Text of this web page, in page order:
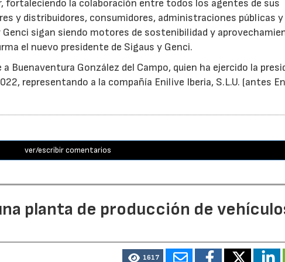
fortaleciendo la colaboración entre todos los agentes de sus
y distribuidores, consumidores, administraciones públicas y
sigan siendo motores de sostenibilidad y
el nuevo presidente de Sigaus y Genci.
Buenaventura González del Campo, quien ha ejercido la
representando a la compañía Enilive Iberia, S.L.U. (antes
ver/escribir comentarios
planta de producción de
1617